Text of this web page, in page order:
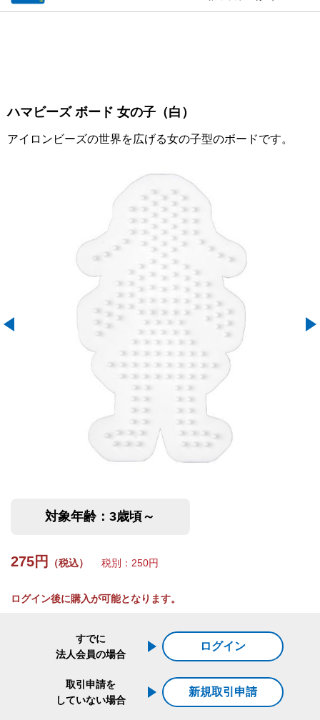
ハマビーズ ボード 女の子（白）
アイロンビーズの世界を広げる女の子型のボードです。
対象年齢：3歳頃～
275円 （税込） 税別：250円
ログイン後に購入が可能となります。
すでに
法人会員の場合
ログイン
取引申請を
していない場合
新規取引申請